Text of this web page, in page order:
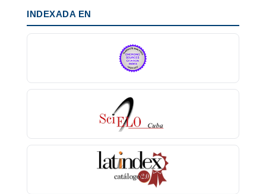
INDEXADA EN